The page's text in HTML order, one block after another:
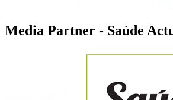
Media Partner - Saúde